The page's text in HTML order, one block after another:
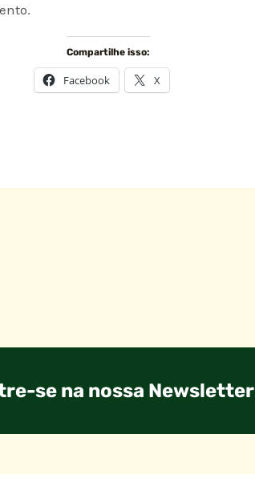
Compartilhe isso:
Facebook X
se na nossa Newsletter